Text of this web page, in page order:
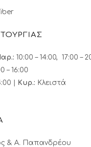
10:00 – 14:00, 17:00 –
– 16:00
| Κυρ.: Κλειστά
& A. Παπανδρέου